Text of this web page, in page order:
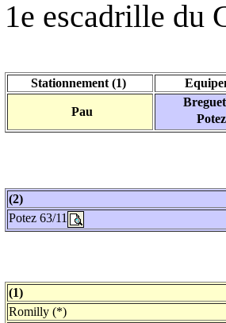
1e escadrille du
Stationnement (1)
Pau
(2)
Potez 63/11
(1)
Romilly (*)